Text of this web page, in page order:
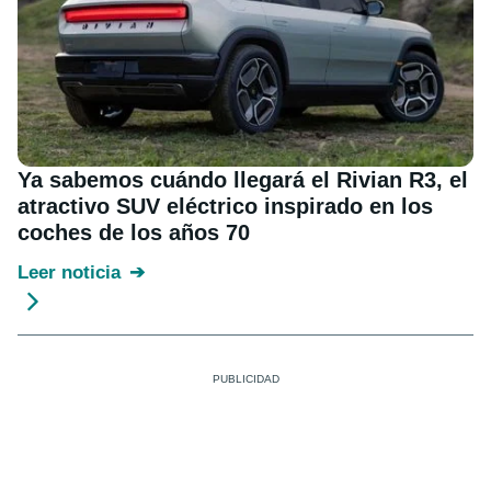
Ya sabemos cuándo llegará el Rivian R3, el
atractivo SUV eléctrico inspirado en los
coches de los años 70
Leer noticia